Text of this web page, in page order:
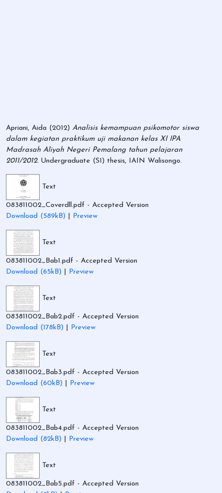
Apriani, Aida (2012) Analisis kemampuan psikomotor siswa
dalam kegiatan praktikum uji makanan kelas XI IPA
Madrasah Aliyah Negeri Pemalang tahun pelajaran
2011/2012. Undergraduate (S1) thesis, IAIN Walisongo.
Text
083811002_Coverdll.pdf - Accepted Version
Download (589kB)
Preview
Text
083811002_Bab1.pdf - Accepted Version
Download (65kB)
Preview
Text
083811002_Bab2.pdf - Accepted Version
Download (178kB)
Preview
Text
083811002_Bab3.pdf - Accepted Version
Download (60kB)
Preview
Text
083811002_Bab4.pdf - Accepted Version
Download (82kB)
Preview
Text
083811002_Bab5.pdf - Accepted Version